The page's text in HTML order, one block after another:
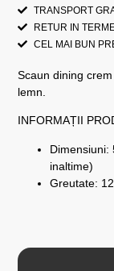
TRANSPORT
RETUR IN
CEL MAI BUN
Scaun dining
lemn.
INFORMAȚII
inaltime)
Greutate: